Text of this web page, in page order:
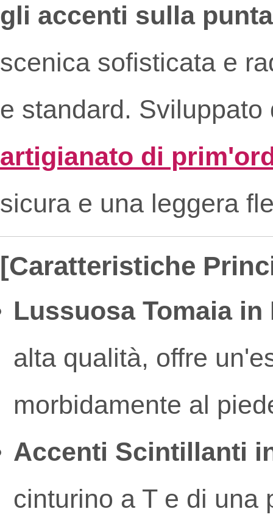
gli accenti sulla
scenica sofisticata e
e standard.
artigianato di
sicura e una leggera
[Caratteristiche
Lussuosa Tomaia in
alta qualità, offre
morbidamente al
Accenti Scintillanti
cinturino a T e di una